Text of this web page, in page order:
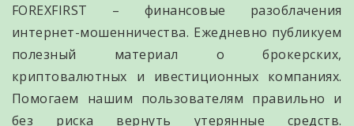
FOREXFIRST – финансовые разоблачения
интернет-мошенничества. Ежедневно публикуем
полезный материал о брокерских,
криптовалютных и ивестиционных компаниях.
Помогаем нашим пользователям правильно и
без риска вернуть утерянные средств.